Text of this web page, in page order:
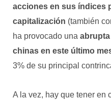
acciones en sus índices
capitalización (también
ha provocado una
chinas en este último
3% de su principal
A la vez, hay que tener en